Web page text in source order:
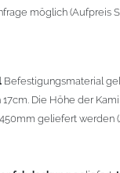
15 Welle 90°
09 (Pagode), 10
2-3-fache vom
möglich (Aufpreis
Befestigungsmaterial
Die Höhe der
geliefert werden